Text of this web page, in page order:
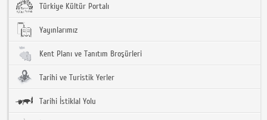
Türkiye Kültür Portalı
Yayınlarımız
Kent Planı ve Tanıtım Broşürleri
Tarihi ve Turistik Yerler
Tarihi İstiklal Yolu